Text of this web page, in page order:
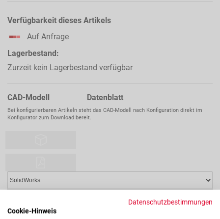
Verfügbarkeit dieses Artikels
Auf Anfrage
Lagerbestand:
Zurzeit kein Lagerbestand verfügbar
CAD-Modell Datenblatt
Bei konfigurierbaren Artikeln steht das CAD-Modell nach Konfiguration direkt im
Konfigurator zum Download bereit.
Datenschutzbestimmungen
Cookie-Hinweis